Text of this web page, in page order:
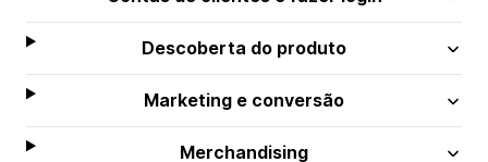
Descoberta do produto
Marketing e conversão
Merchandising